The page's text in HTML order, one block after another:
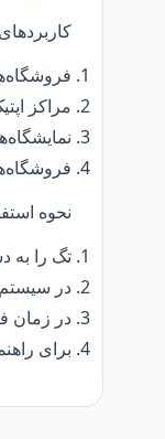
مراکز
نحوه
تگ را به
در
در زمان
برای